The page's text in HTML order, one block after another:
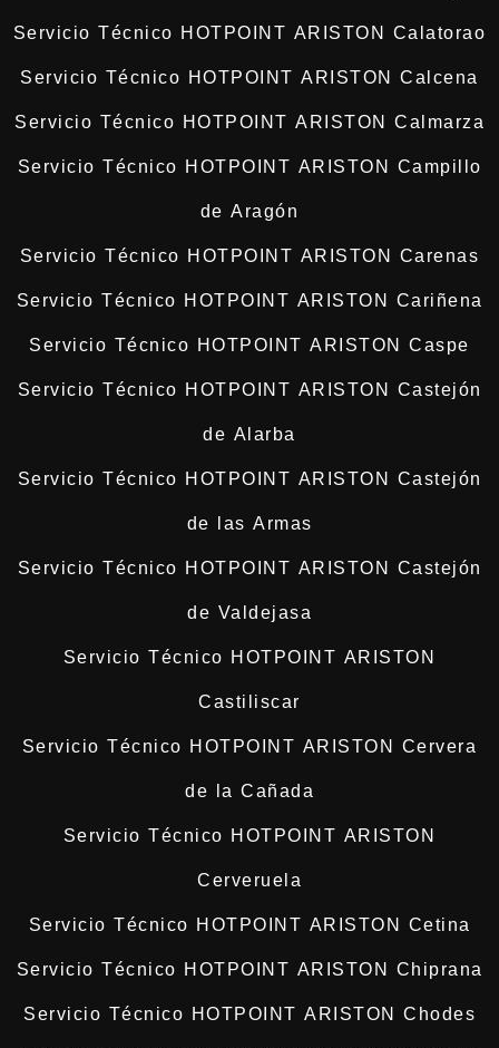
Servicio Técnico HOTPOINT ARISTON Calatorao
Servicio Técnico HOTPOINT ARISTON Calcena
Servicio Técnico HOTPOINT ARISTON Calmarza
Servicio Técnico HOTPOINT ARISTON Campillo
de Aragón
Servicio Técnico HOTPOINT ARISTON Carenas
Servicio Técnico HOTPOINT ARISTON Cariñena
Servicio Técnico HOTPOINT ARISTON Caspe
Servicio Técnico HOTPOINT ARISTON Castejón
de Alarba
Servicio Técnico HOTPOINT ARISTON Castejón
de las Armas
Servicio Técnico HOTPOINT ARISTON Castejón
de Valdejasa
Servicio Técnico HOTPOINT ARISTON
Castiliscar
Servicio Técnico HOTPOINT ARISTON Cervera
de la Cañada
Servicio Técnico HOTPOINT ARISTON
Cerveruela
Servicio Técnico HOTPOINT ARISTON Cetina
Servicio Técnico HOTPOINT ARISTON Chiprana
Servicio Técnico HOTPOINT ARISTON Chodes